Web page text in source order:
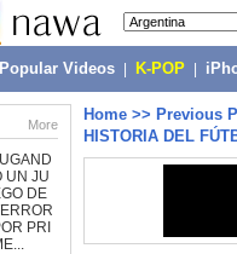
Popular Videos K-POP
More
UN JU
DE
PRI
Home >> Previous
HISTORIA DEL